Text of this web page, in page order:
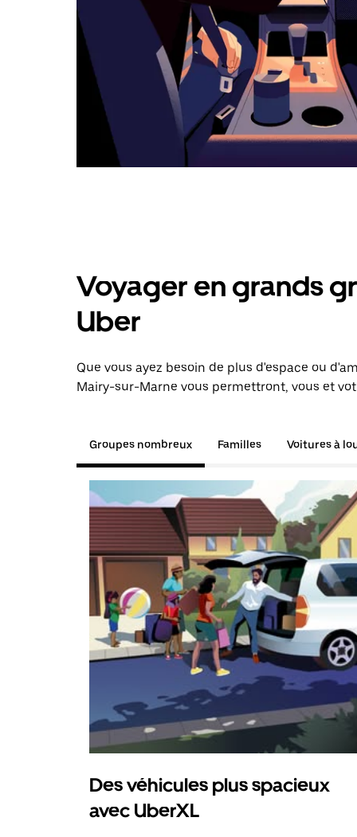
Voyager en grands
Uber
Que vous ayez besoin de plus d'espace ou
Mairy-sur-Marne vous permettront, vous et
Groupes nombreux Familles Voitures à
Des véhicules plus spacieux
avec UberXL